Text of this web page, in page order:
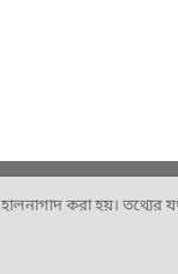
করা হয়। তথ্যের